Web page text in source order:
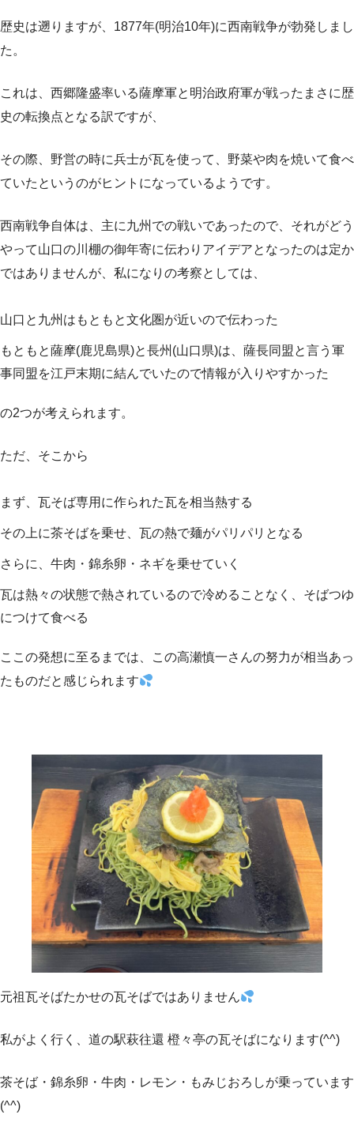
歴史は遡りますが、1877年(明治10年)に西南戦争が勃発しまし
た。
これは、西郷隆盛率いる薩摩軍と明治政府軍が戦ったまさに歴
史の転換点となる訳ですが、
その際、野営の時に兵士が瓦を使って、野菜や肉を焼いて食べ
ていたというのがヒントになっているようです。
西南戦争自体は、主に九州での戦いであったので、それがどう
やって山口の川棚の御年寄に伝わりアイデアとなったのは定か
ではありませんが、私になりの考察としては、
山口と九州はもともと文化圏が近いので伝わった
もともと薩摩(鹿児島県)と長州(山口県)は、薩長同盟と言う軍
事同盟を江戸末期に結んでいたので情報が入りやすかった
の2つが考えられます。
ただ、そこから
まず、瓦そば専用に作られた瓦を相当熱する
その上に茶そばを乗せ、瓦の熱で麺がパリパリとなる
さらに、牛肉・錦糸卵・ネギを乗せていく
瓦は熱々の状態で熱されているので冷めることなく、そばつゆ
につけて食べる
ここの発想に至るまでは、この高瀬慎一さんの努力が相当あっ
たものだと感じられます
元祖瓦そばたかせの瓦そばではありません
私がよく行く、道の駅萩往還 橙々亭の瓦そばになります(^^)
茶そば・錦糸卵・牛肉・レモン・もみじおろしが乗っています
(^^)